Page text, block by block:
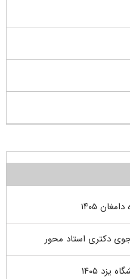
۱۴۰۵
دکتری استاد محور
۱۴۰۵